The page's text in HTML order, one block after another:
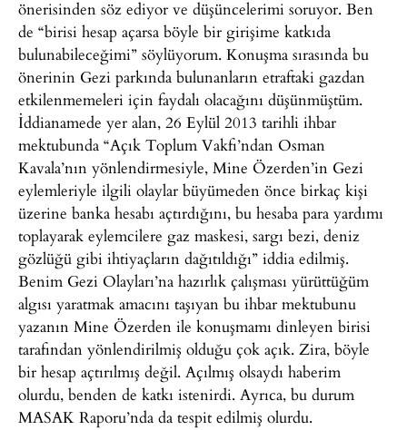
önerisinden söz ediyor ve düşüncelerimi soruyor. Ben
de “birisi hesap açarsa böyle bir girişime katkıda
bulunabileceğimi” söylüyorum. Konuşma sırasında bu
önerinin Gezi parkında bulunanların etraftaki gazdan
etkilenmemeleri için faydalı olacağını düşünmüştüm.
İddianamede yer alan, 26 Eylül 2013 tarihli ihbar
mektubunda “Açık Toplum Vakfı’ndan Osman
Kavala’nın yönlendirmesiyle, Mine Özerden’in Gezi
eylemleriyle ilgili olaylar büyümeden önce birkaç kişi
üzerine banka hesabı açtırdığını, bu hesaba para yardımı
toplayarak eylemcilere gaz maskesi, sargı bezi, deniz
gözlüğü gibi ihtiyaçların dağıtıldığı” iddia edilmiş.
Benim Gezi Olayları’na hazırlık çalışması yürüttüğüm
algısı yaratmak amacını taşıyan bu ihbar mektubunu
yazanın Mine Özerden ile konuşmamı dinleyen birisi
tarafından yönlendirilmiş olduğu çok açık. Zira, böyle
bir hesap açtırılmış değil. Açılmış olsaydı haberim
olurdu, benden de katkı istenirdi. Ayrıca, bu durum
MASAK Raporu’nda da tespit edilmiş olurdu.